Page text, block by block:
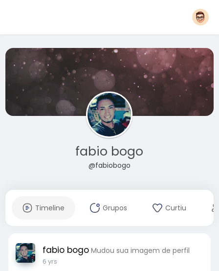
fabio bogo
@fabiobogo
Timeline Grupos Curtiu
fabio bogo Mudou sua imagem de perfil
6 yrs